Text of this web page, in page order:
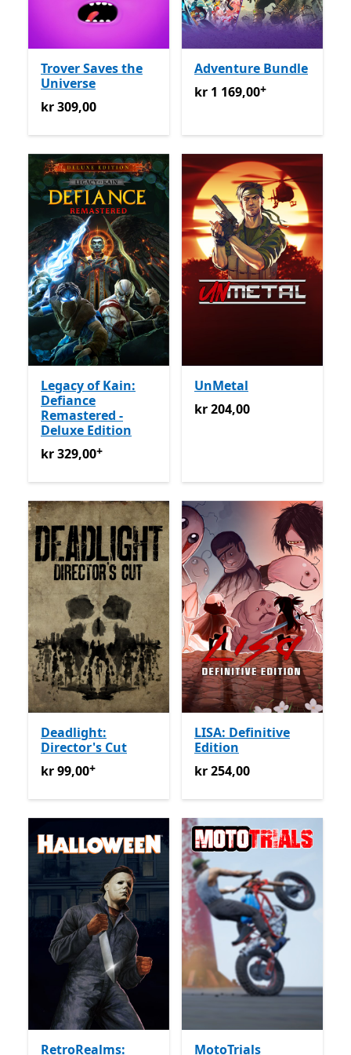
Trover Saves the
Universe
kr 309,00
kr 309,00
Adventure Bundle
kr 1 169,00Tilbyr kjøp i
kr 1 169,00+
Legacy of Kain:
Defiance
Remastered -
Deluxe Edition
kr 329,00Tilbyr kjøp i appen
kr 329,00+
UnMetal
kr 204,00
kr 204,00
Deadlight:
Director's Cut
kr 99,00Tilbyr kjøp i appen
kr 99,00+
LISA: Definitive
Edition
kr 254,00
kr 254,00
RetroRealms:
MotoTrials